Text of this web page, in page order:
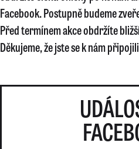
Facebook. Postupně budeme
Před termínem akce obdržíte
Děkujeme, že jste se k nám